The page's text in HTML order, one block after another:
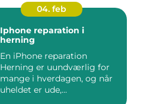
04. feb
Iphone reparation i
herning
En iPhone reparation
Herning er uundværlig for
mange i hverdagen, og når
uheldet er ude,...